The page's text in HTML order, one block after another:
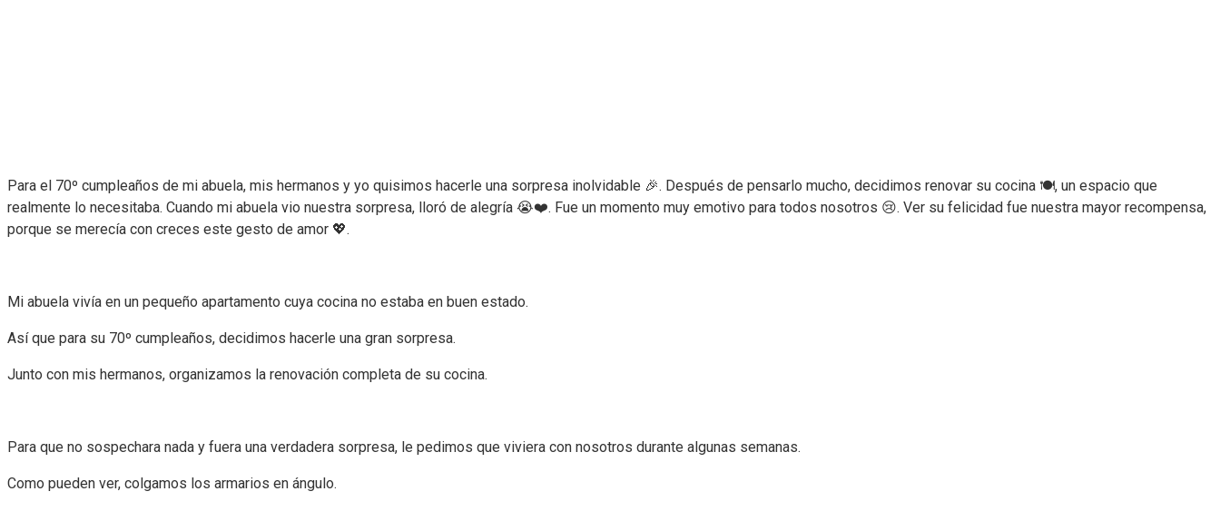
Para el 70º cumpleaños de mi abuela, mis hermanos y yo quisimos hacerle una sorpresa inolvidable 🎉. Después de pensarlo mucho, decidimos renovar su cocina 🍽️, un espacio que
realmente lo necesitaba. Cuando mi abuela vio nuestra sorpresa, lloró de alegría 😭❤️. Fue un momento muy emotivo para todos nosotros 😢. Ver su felicidad fue nuestra mayor recompensa,
porque se merecía con creces este gesto de amor 💖.
Mi abuela vivía en un pequeño apartamento cuya cocina no estaba en buen estado.
Así que para su 70º cumpleaños, decidimos hacerle una gran sorpresa.
Junto con mis hermanos, organizamos la renovación completa de su cocina.
Para que no sospechara nada y fuera una verdadera sorpresa, le pedimos que viviera con nosotros durante algunas semanas.
Como pueden ver, colgamos los armarios en ángulo.